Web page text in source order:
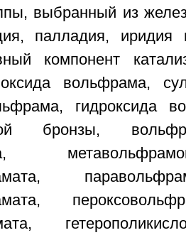
выбранный из
палладия,
компонент
вольфрама,
гидроксида
бронзы,